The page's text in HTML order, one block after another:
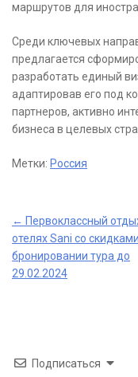
маршрутов для
Среди ключевых
предлагается
разработать единый
адаптировав его под
партнеров, активно
бизнеса в целевых
Метки: Россия
Post
navigation
← Первоклассный
отелях Sani со
бронировании тура до
29.02.2024
Подписаться